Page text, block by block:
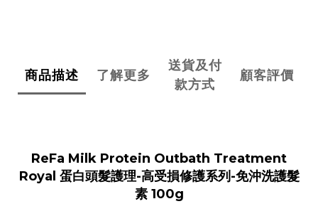
商品描述 了解更多
送貨及付
款方式
顧客評價
ReFa Milk Protein Outbath Treatment
Royal 蛋白頭髮護理-高受損修護系列-免沖洗護髮
素 100g